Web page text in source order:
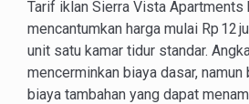
Tarif iklan Sierra Vista Apartments
mencantumkan harga mulai Rp 12
unit satu kamar tidur standar.
mencerminkan biaya dasar,
biaya tambahan yang dapat